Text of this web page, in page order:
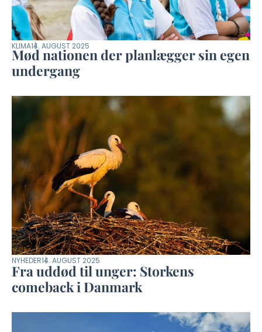
KLIMA14. AUGUST 2025
Mød nationen der planlægger sin egen
undergang
NYHEDER14. AUGUST 2025
Fra uddød til unger: Storkens
comeback i Danmark